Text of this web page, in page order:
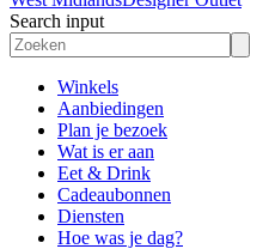
Search input
Winkels
Aanbiedingen
Plan je bezoek
Wat is er aan
Eet & Drink
Cadeaubonnen
Diensten
Hoe was je dag?